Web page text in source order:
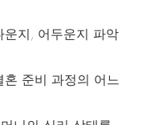
지, 어두운지 파악
준비 과정의 어느